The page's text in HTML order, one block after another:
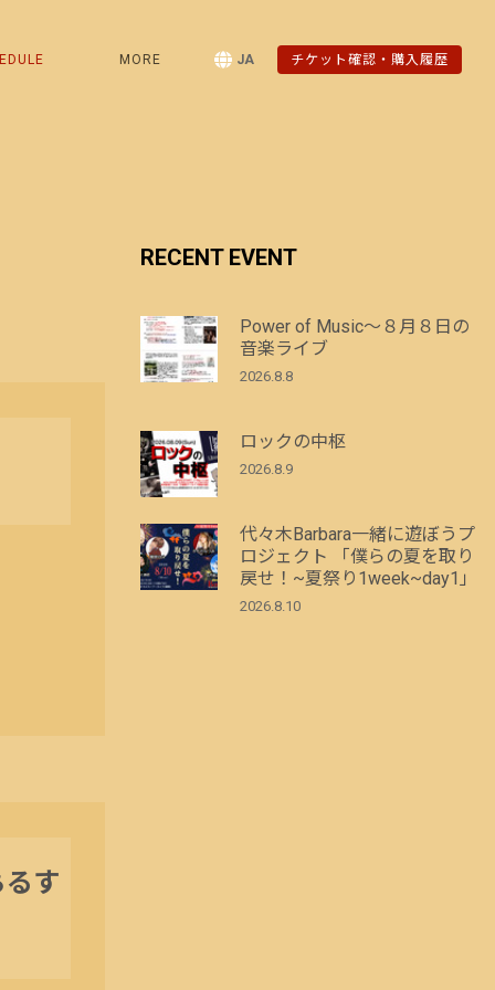
MORE JA チケット確認・購入履歴
す
RECENT EVENT
Power of Music～８月８日の
音楽ライブ
2026.8.8
ロックの中枢
2026.8.9
代々木Barbara一緒に遊ぼうプ
ロジェクト 「僕らの夏を取り
戻せ！~夏祭り1week~day1」
2026.8.10